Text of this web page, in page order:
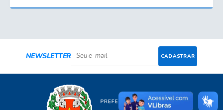
NEWSLETTER CADASTRAR